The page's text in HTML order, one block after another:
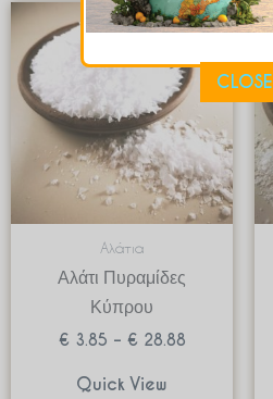
Αλάτια
Αλάτι Πυραμίδες
Κύπρου
€ 3.85 – € 28.88
Price
range:
through
€ 28.88
Quick View
CLOSE